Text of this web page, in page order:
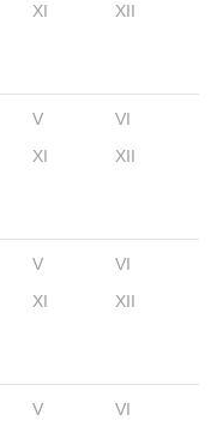
XI XII
V
VI
XI XII
V
VI
XI XII
V
VI